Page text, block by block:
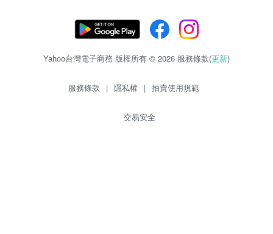
Yahoo台灣電子商務 版權所有 © 2026 服務條款(更新)
服務條款 | 隱私權 | 拍賣使用規範
交易安全